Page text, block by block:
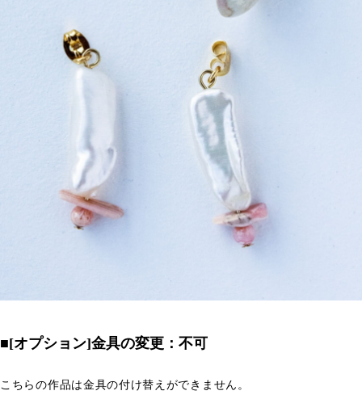
■[オプション]金具の変更：不可
こちらの作品は金具の付け替えができません。